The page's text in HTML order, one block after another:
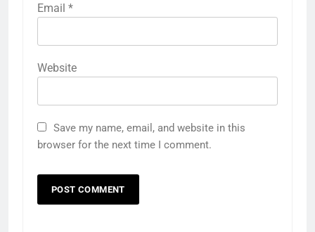
Email *
Website
Save my name, email, and website in this
browser for the next time I comment.